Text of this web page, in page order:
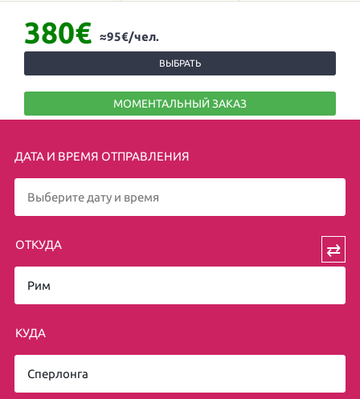
380€ ≈95€/чел.
ВЫБРАТЬ
МОМЕНТАЛЬНЫЙ ЗАКАЗ
ДАТА И ВРЕМЯ ОТПРАВЛЕНИЯ
ОТКУДА ⇄
КУДА